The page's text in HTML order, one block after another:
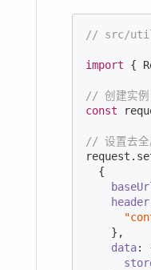
// src/
import {
// 创建实例
const
// 设置去全
  {
header
    },
data: